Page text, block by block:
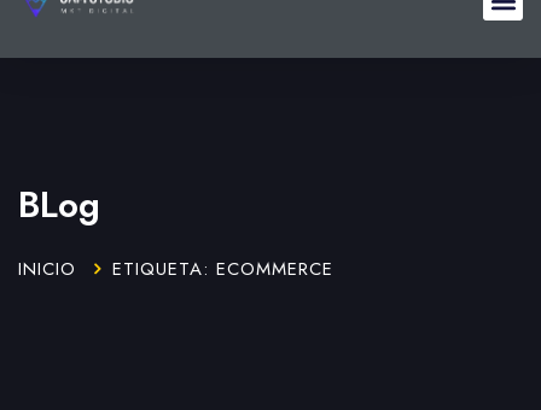
BLog
INICIO ETIQUETA: ECOMMERCE